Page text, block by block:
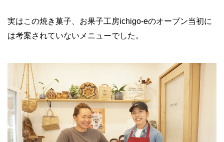
実はこの焼き菓子、お果子工房ichigo-eのオープン当初に
は考案されていないメニューでした。